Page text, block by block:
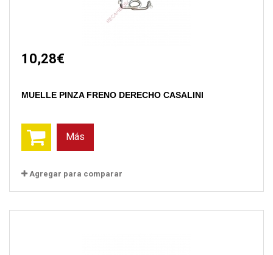
10,28€
MUELLE PINZA FRENO DERECHO CASALINI
Más
Agregar para comparar